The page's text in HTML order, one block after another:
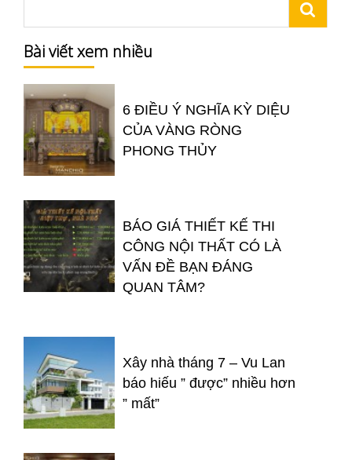
Bài viết xem nhiều
6 ĐIỀU Ý NGHĨA KỲ DIỆU
CỦA VÀNG RÒNG
PHONG THỦY
BÁO GIÁ THIẾT KẾ THI
CÔNG NỘI THẤT CÓ LÀ
VẤN ĐỀ BẠN ĐÁNG
QUAN TÂM?
Xây nhà tháng 7 – Vu Lan
báo hiếu ” được” nhiều hơn
” mất”